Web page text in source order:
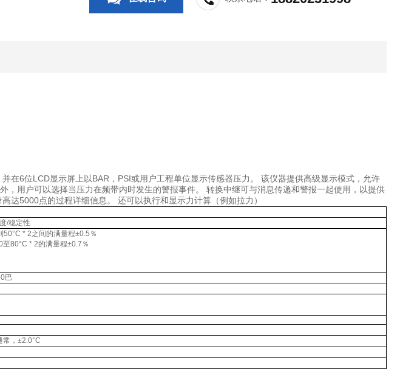
并在6位LCD显示屏上以BAR ， PSI或用户工程单位显示传感器压力。 该仪器提供高级显示模式，允许
，用户可以选择当压力在频带内时发生的警报事件。 转换中继可与消息传递和警报一起使用，以提供
高达5000点的过程详细信息。 还可以执行和显示力计算（例如拉力）
/稳定性
50°C * 2之间的满量程±0.5 ％
至80°C * 2的满量程±0.7 ％
巴
常，±2.0°C